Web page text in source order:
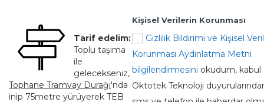
Tarif edelim:
Toplu taşıma
ile
gelecekseniz,
Tophane Tramvay Durağı'nda
inip 75metre yürüyerek TEB
Kişisel Verilerin Korunması
Gizlilik Bildirimi ve Kişisel
Korunması Aydınlatma Metni
bilgilendirmesini okudum, kabul
Oktotek Teknoloji